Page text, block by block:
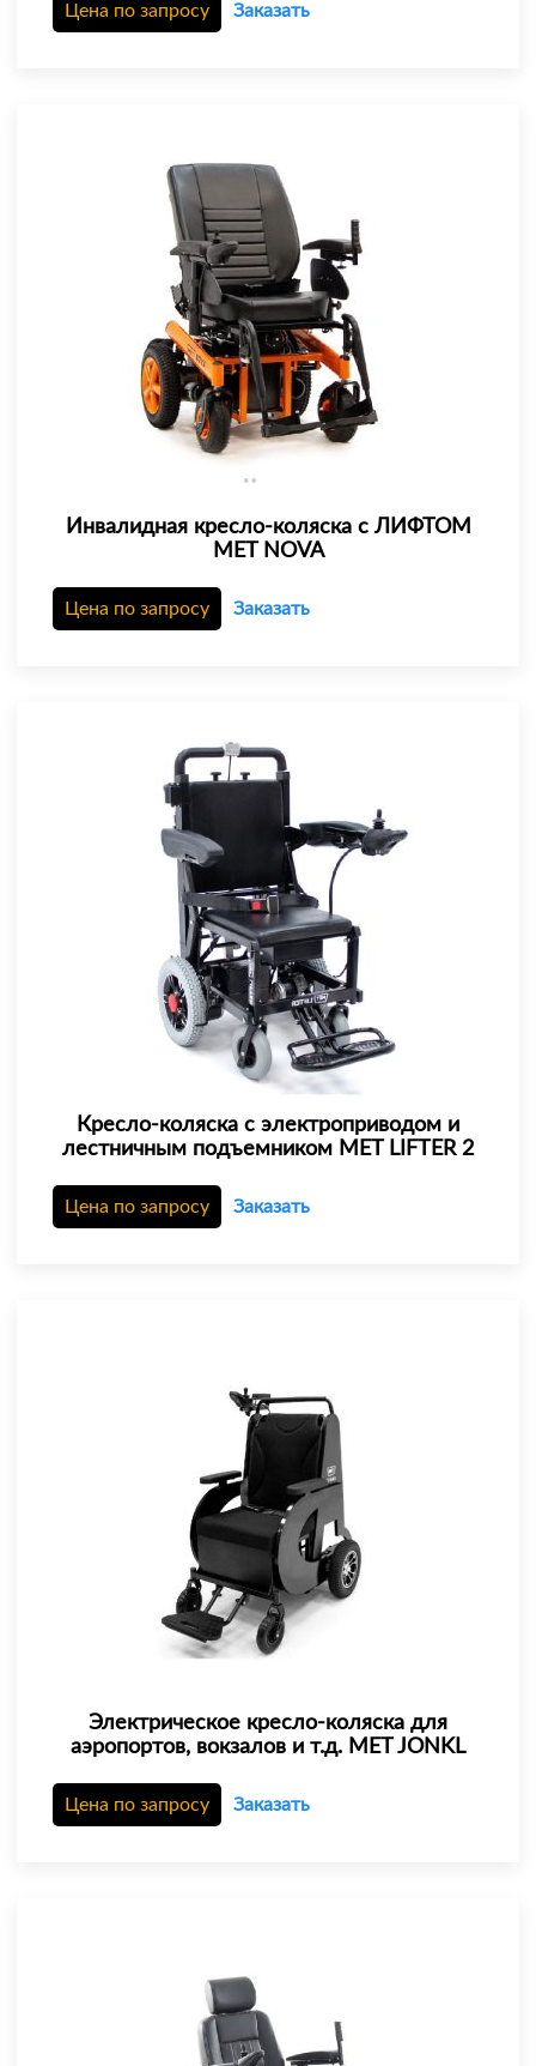
Цена по запросу Заказать
Инвалидная кресло-коляска с ЛИФТОМ
MET NOVA
Цена по запросу Заказать
Кресло-коляска с электроприводом и
лестничным подъемником MET LIFTER 2
Цена по запросу Заказать
Электрическое кресло-коляска для
аэропортов, вокзалов и т.д. MET JONKL
Цена по запросу Заказать